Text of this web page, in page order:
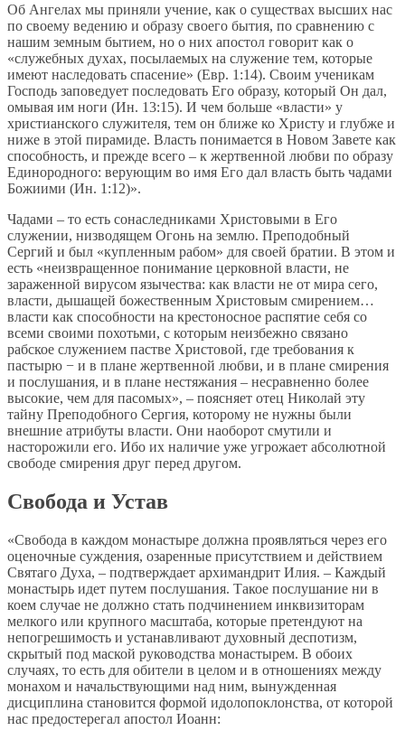
Об Ангелах мы приняли учение, как о существах высших нас
по своему ведению и образу своего бытия, по сравнению с
нашим земным бытием, но о них апостол говорит как о
«служебных духах, посылаемых на служение тем, которые
имеют наследовать спасение» (Евр. 1:14). Своим ученикам
Господь заповедует последовать Его образу, который Он дал,
омывая им ноги (Ин. 13:15). И чем больше «власти» у
христианского служителя, тем он ближе ко Христу и глубже и
ниже в этой пирамиде. Власть понимается в Новом Завете как
способность, и прежде всего – к жертвенной любви по образу
Единородного: верующим во имя Его дал власть быть чадами
Божиими (Ин. 1:12)».
Чадами – то есть сонаследниками Христовыми в Его
служении, низводящем Огонь на землю. Преподобный
Сергий и был «купленным рабом» для своей братии. В этом и
есть «неизвращенное понимание церковной власти, не
зараженной вирусом язычества: как власти не от мира сего,
власти, дышащей божественным Христовым смирением…
власти как способности на крестоносное распятие себя со
всеми своими похотьми, с которым неизбежно связано
рабское служением пастве Христовой, где требования к
пастырю − и в плане жертвенной любви, и в плане смирения
и послушания, и в плане нестяжания – несравненно более
высокие, чем для пасомых», – поясняет отец Николай эту
тайну Преподобного Сергия, которому не нужны были
внешние атрибуты власти. Они наоборот смутили и
насторожили его. Ибо их наличие уже угрожает абсолютной
свободе смирения друг перед другом.
Свобода и Устав
«Свобода в каждом монастыре должна проявляться через его
оценочные суждения, озаренные присутствием и действием
Святаго Духа, – подтверждает архимандрит Илия. – Каждый
монастырь идет путем послушания. Такое послушание ни в
коем случае не должно стать подчинением инквизиторам
мелкого или крупного масштаба, которые претендуют на
непогрешимость и устанавливают духовный деспотизм,
скрытый под маской руководства монастырем. В обоих
случаях, то есть для обители в целом и в отношениях между
монахом и начальствующими над ним, вынужденная
дисциплина становится формой идолопоклонства, от которой
нас предостерегал апостол Иоанн: